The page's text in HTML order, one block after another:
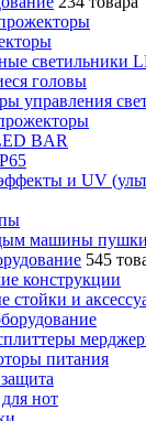
светильники
головы
управления
BAR
и UV
машины пушки
545
конструкции
стойки и
питания
нот